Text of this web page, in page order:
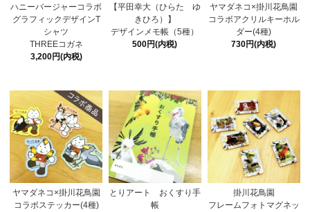
ハニーバージャーコラボ
グラフィックデザインT
シャツ
THREEコガネ
3,200円(内税)
【平田幸大（ひらた ゆ
きひろ）】
デザインメモ帳（5種）
500円(内税)
ヤマダネコ×掛川花鳥園
コラボアクリルキーホル
ダー(4種)
730円(内税)
ヤマダネコ×掛川花鳥園
コラボステッカー(4種)
とりアート おくすり手
帳
掛川花鳥園
フレームフォトマグネッ